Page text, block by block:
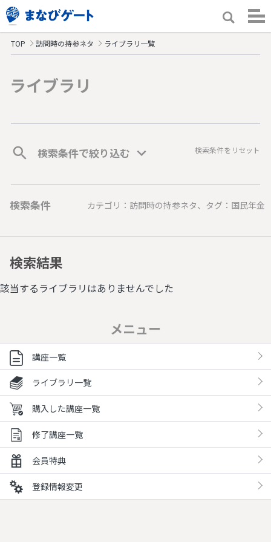
TOP 訪問時の持参ネタ ライブラリ一覧
ライブラリ
検索条件で絞り込む 検索条件をリセット
検索条件 カテゴリ：訪問時の持参ネタ、タグ：国民年金
検索結果
該当するライブラリはありませんでした
メニュー
講座一覧
ライブラリ一覧
購入した講座一覧
修了講座一覧
会員特典
登録情報変更